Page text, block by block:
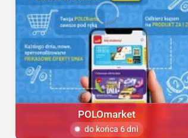
POLOmarket
do końca 6 dni